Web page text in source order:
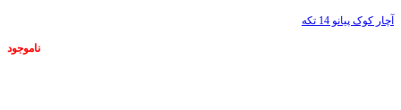
آچار کوک پیانو 14 تکه
ناموجود